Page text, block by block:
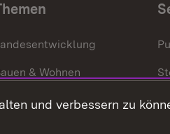
& Wohnen
und verbessern zu